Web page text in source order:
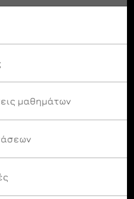
μαθημάτων